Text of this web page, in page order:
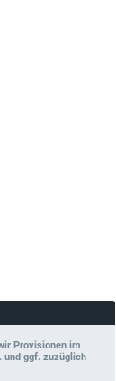
Provisionen im
und ggf. zuzüglich